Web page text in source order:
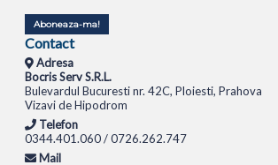
Aboneaza-ma!
Contact
Adresa
Bocris Serv S.R.L.
Bulevardul Bucuresti nr. 42C, Ploiesti, Prahova
Vizavi de Hipodrom
Telefon
0344.401.060 / 0726.262.747
Mail